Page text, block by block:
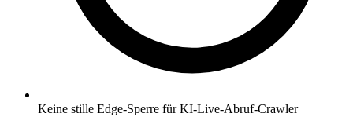
Keine stille Edge-Sperre für KI-Live-Abruf-Crawler